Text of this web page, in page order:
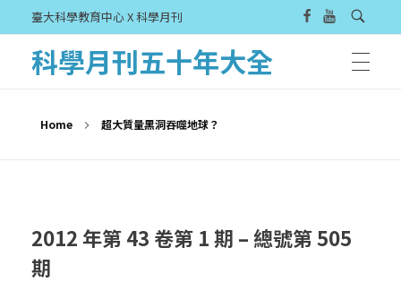
臺大科學教育中心 X 科學月刊
科學月刊五十年大全
Home 超大質量黑洞吞噬地球？
2012 年第 43 卷第 1 期 – 總號第 505
期